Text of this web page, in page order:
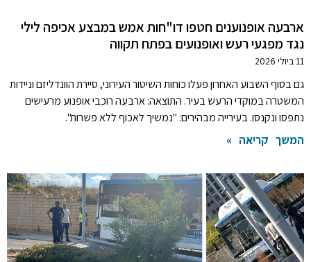
ארבעה אופנוענים חטפו דו"חות אמש במבצע אכיפה לילי
נגד מפגעי רעש ואופנועים בפתח תקווה
11 ביולי 2026
גם בסוף השבוע האחרון פעלו כוחות השיטור העירוני, סיירת הוונדליזם וניידות
המשטרה במוקדי הרעש בעיר. התוצאה: ארבעה רוכבי אופנוע מרעישים
נתפסו ונקנסו. בעירייה מבהירים: "נמשיך לאכוף ללא פשרות".
המשך קריאה »